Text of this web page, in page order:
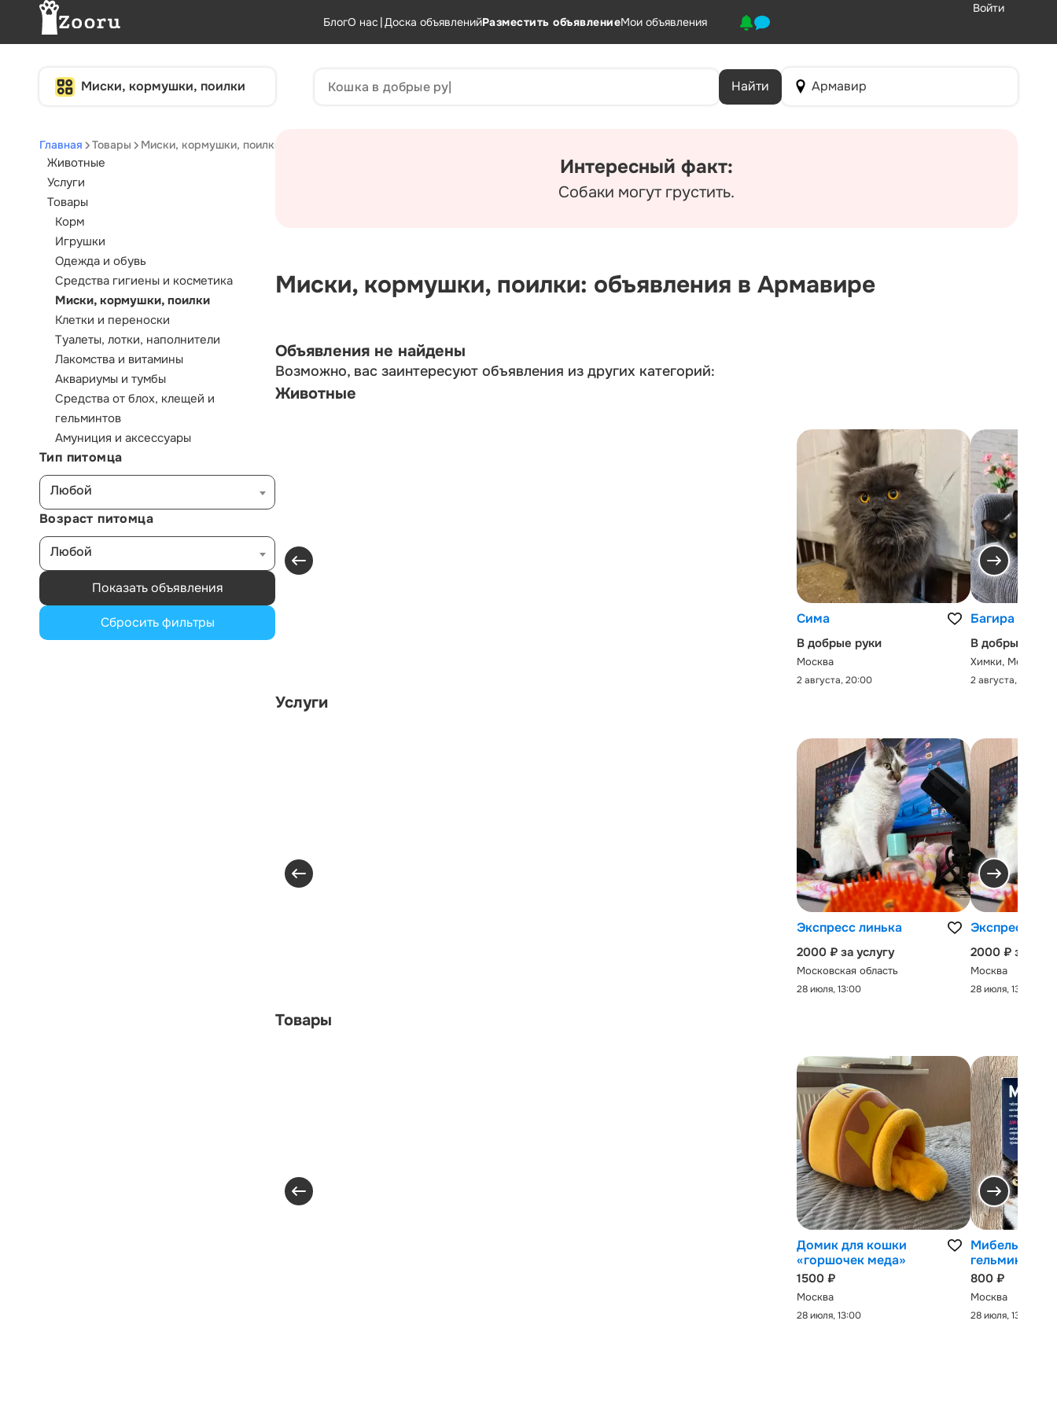
БлогО нас |Доска объявленийРазместить объявлениеМои объявления
Войти
Миски, кормушки, поилки Найти Армавир
Главная Товары Миски, кормушки, поилки
Животные
Услуги
Товары
Корм
Игрушки
Одежда и обувь
Средства гигиены и косметика
Миски, кормушки, поилки
Клетки и переноски
Туалеты, лотки, наполнители
Лакомства и витамины
Аквариумы и тумбы
Средства от блох, клещей и
гельминтов
Амуниция и аксессуары
Тип питомца
Любой
Возраст питомца
Любой
Показать объявления
Сбросить фильтры
Интересный факт:
Собаки могут грустить.
Миски, кормушки, поилки: объявления в Армавире
Объявления не найдены
Возможно, вас заинтересуют объявления из других категорий:
Животные
Сима
В добрые руки
Москва
2 августа, 20:00
Багира
В добрые руки
Химки,
2 августа, 0:00
Услуги
Экспресс линька
2000 ₽ за услугу
Московская область
28 июля, 13:00
Экспресс-
2000 ₽ за
Москва
28 июля, 13:00
Товары
Домик для кошки
«горшочек меда»
1500 ₽
Москва
28 июля, 13:00
Мибельмакс
гельминтов
800 ₽
Москва
28 июля, 13:00